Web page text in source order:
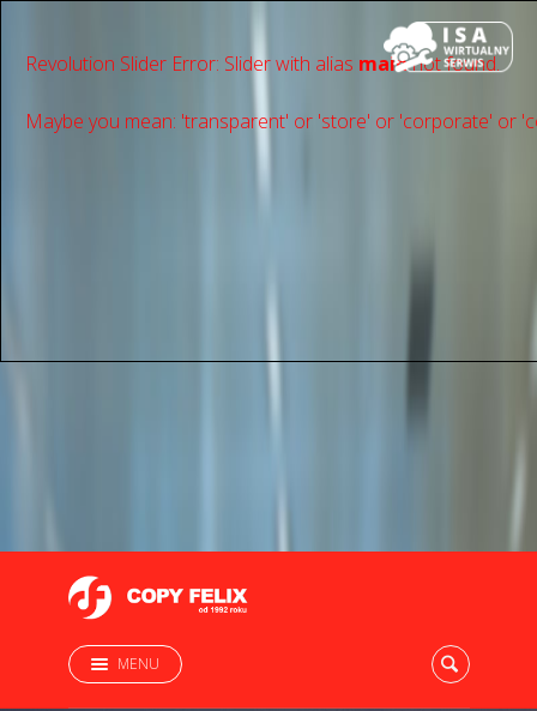
Revolution Slider Error: Slider with alias mainnot found.
Maybe you mean: 'transparent' or 'store' or 'сorporate' or
MENU